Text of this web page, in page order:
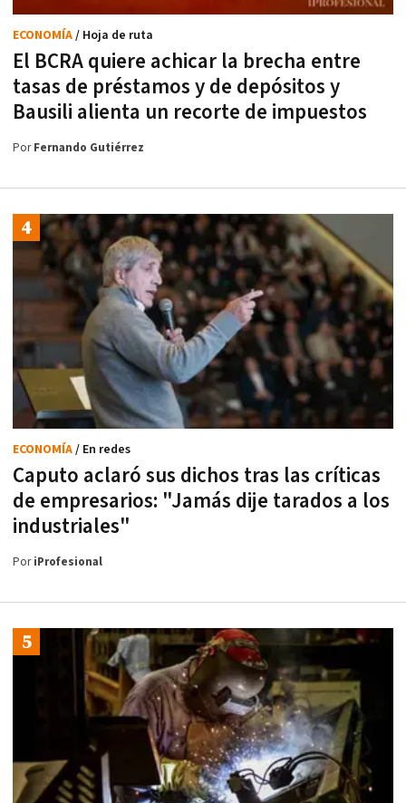
El BCRA quiere achicar la brecha entre
tasas de préstamos y de depósitos y
Bausili alienta un recorte de impuestos
ECONOMÍA/ Hoja de ruta
PorFernando Gutiérrez
Caputo aclaró sus dichos tras las críticas
de empresarios: "Jamás dije tarados a los
industriales"
ECONOMÍA/ En redes
PoriProfesional